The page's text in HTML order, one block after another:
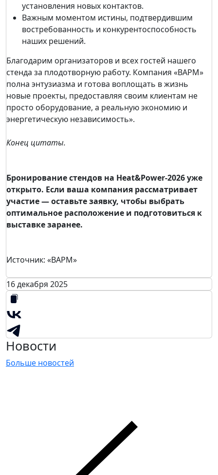
установления новых контактов.
Важным моментом истины, подтвердившим
востребованность и конкурентоспособность
наших решений.
Благодарим организаторов и всех гостей нашего
стенда за плодотворную работу. Компания «ВАРМ»
полна энтузиазма и готова воплощать в жизнь
новые проекты, предоставляя своим клиентам не
просто оборудование, а реальную экономию и
энергетическую независимость».
Конец цитаты.
Бронирование стендов на Heat&Power-2026 уже
открыто. Если ваша компания рассматривает
участие — оставьте заявку, чтобы выбрать
оптимальное расположение и подготовиться к
выставке заранее.
Источник: «ВАРМ»
16 декабря 2025
Новости
Больше новостей